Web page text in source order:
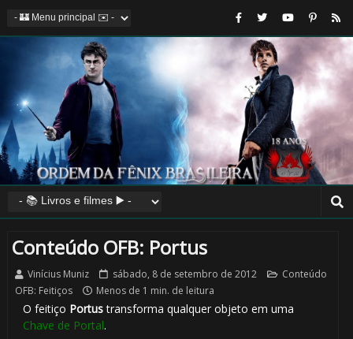
Conteúdo OFB: Portus
Vinícius Muniz sábado, 8 de setembro de 2012
Conteúdo
OFB: Feitiços
Menos de 1 min. de leitura
O feitiço Portustransforma qualquer objeto em uma
Chave de Portal.